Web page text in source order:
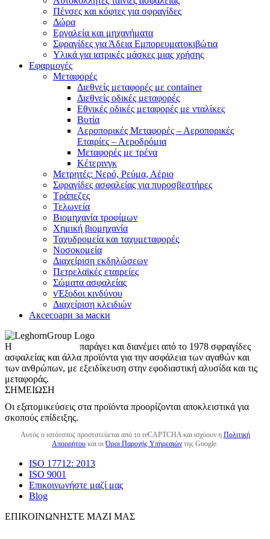
Πένσες και κόφτες για σφραγίδες
Δώρα
Εργαλεία και μηχανήματα
Σφραγίδες για Άδεια Εμπορευματοκιβώτια
Υλικά για ιατρικές μάσκες μιας χρήσης
Εφαρμογές
Μεταφορές
Διεθνείς μεταφορές με container
Διεθνείς οδικές μεταφορές
Εθνικές οδικές μεταφορές με νταλίκες
Βυτία
Αεροπορικές Μεταφορές – Αεροπορικές
Εταιρίες – Αεροδρόμια
Μεταφορές με τρένα
Κέτερινγκ
Μετρητές: Νερό, Ρεύμα, Αέριο
Σφραγίδες ασφαλείας για πυροσβεστήρες
Τράπεζες
Τελωνεία
Βιομηχανία τροφίμων
Χημική βιομηχανία
Ταχυδρομεία και ταχυμεταφορές
Νοσοκομεία
Διαχείριση εκδηλώσεων
Πετρελαϊκές εταιρείες
Σώματα ασφαλείας
vΈξοδοι κινδύνου
Διαχείριση κλειδιών
Аксесоари за маски
Η
παράγει και διανέμει από το 1978 σφραγίδες
ασφαλείας και άλλα προϊόντα για την ασφάλεια των αγαθών και
των ανθρώπων, με εξειδίκευση στην εφοδιαστική αλυσίδα και τις
μεταφοράς.
ΣΗΜΕΊΩΣΗ
Οι εξατομικεύσεις στα προϊόντα προορίζονται αποκλειστικά για
σκοπούς επίδειξης.
Αυτός ο ιστότοπος προστατεύεται από το reCAPTCHA και ισχύουν η Πολιτική
Απορρήτου και οιΌροι Παροχής Υπηρεσιών της Google.
ISO 17712: 2013
ISO 9001
Επικοινωνήστε μαζί μας
Blog
ΕΠΙΚΟΙΝΩΝΉΣΤΕ ΜΑΖΊ ΜΑΣ